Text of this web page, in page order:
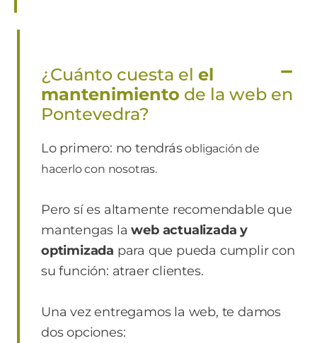
¿Cuánto cuesta el el
mantenimiento de la web en
Pontevedra?
Lo primero: no tendrásobligación de
hacerlo con nosotras.
Pero sí es altamente recomendable que
mantengas laweb actualizada y
optimizada para que pueda cumplir con
su función: atraer clientes.
Una vez entregamos la web, te damos
dos opciones: